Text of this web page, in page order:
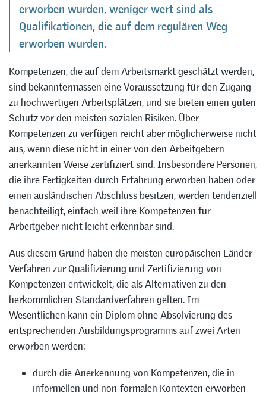
erworben wurden, weniger wert sind als
Qualifikationen, die auf dem regulären Weg
erworben wurden.
Kompetenzen, die auf dem Arbeitsmarkt geschätzt werden,
sind bekanntermassen eine Voraussetzung für den Zugang
zu hochwertigen Arbeitsplätzen, und sie bieten einen guten
Schutz vor den meisten sozialen Risiken. Über
Kompetenzen zu verfügen reicht aber möglicherweise nicht
aus, wenn diese nicht in einer von den Arbeitgebern
anerkannten Weise zertifiziert sind. Insbesondere Personen,
die ihre Fertigkeiten durch Erfahrung erworben haben oder
einen ausländischen Abschluss besitzen, werden tendenziell
benachteiligt, einfach weil ihre Kompetenzen für
Arbeitgeber nicht leicht erkennbar sind.
Aus diesem Grund haben die meisten europäischen Länder
Verfahren zur Qualifizierung und Zertifizierung von
Kompetenzen entwickelt, die als Alternativen zu den
herkömmlichen Standardverfahren gelten. Im
Wesentlichen kann ein Diplom ohne Absolvierung des
entsprechenden Ausbildungsprogramms auf zwei Arten
erworben werden:
durch die Anerkennung von Kompetenzen, die in
informellen und non-formalen Kontexten erworben